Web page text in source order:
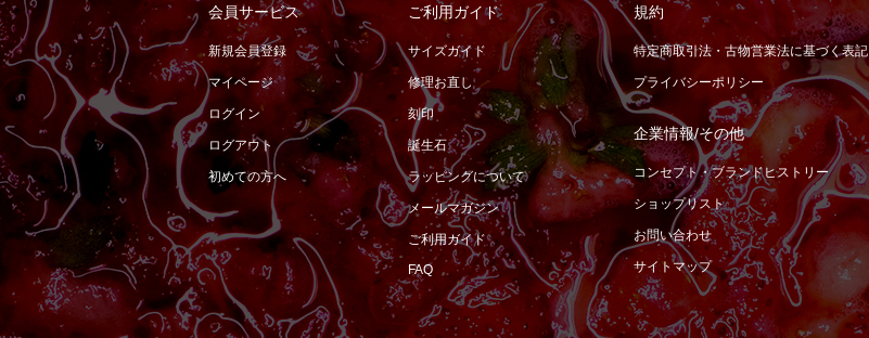
会員サービス
新規会員登録
マイページ
ログイン
ログアウト
初めての方へ
ご利用ガイド
サイズガイド
修理お直し
刻印
誕生石
ラッピングについて
メールマガジン
ご利用ガイド
FAQ
規約
特定商取引法・古物営業法に基づく表記
プライバシーポリシー
企業情報/その他
コンセプト・ブランドヒストリー
ショップリスト
お問い合わせ
サイトマップ